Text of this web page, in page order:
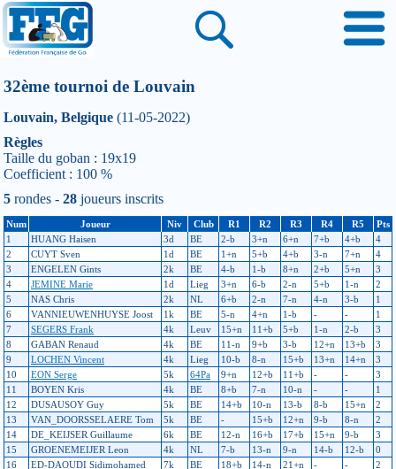
32ème tournoi de Louvain
Louvain, Belgique (11-05-2022)
Règles
Taille du goban : 19x19
Coefficient : 100 %
5 rondes - 28 joueurs inscrits
Num Joueur Niv Club R1 R2 R3 R4 R5
Pts
1
HUANG Haisen 3d BE 2-b 3+n 6+n 7+b 4+b
4
2
CUYT Sven 1d BE 1+n 5+b 4+b 3-n 7+n
4
3
ENGELEN Gints 2k BE 4-b 1-b 8+n 2+b 5+n
3
4
JEMINE Marie 1d Lieg 3+n 6-b 2-n 5+b 1-n
2
5
NAS Chris 2k NL 6+b 2-n 7-n 4-n 3-b
1
6
VANNIEUWENHUYSE Joost 1k BE 5-n 4+n 1-b - -
1
7
SEGERS Frank 4k Leuv 15+n 11+b 5+b 1-n 2-b
3
8
GABAN Renaud 4k BE 11-n 9+b 3-b 12+n 13+b
3
9
LOCHEN Vincent 4k Lieg 10-b 8-n 15+b 13+n 14+n
3
10
EON Serge 5k 64Pa 9+n 12+b 11+b - -
3
11
BOYEN Kris 4k BE 8+b 7-n 10-n - -
1
12
DUSAUSOY Guy 5k BE 14+b 10-n 13-b 8-b 15+n
2
13
VAN_DOORSSELAERE Tom 5k BE - 15+b 12+n 9-b 8-n
2
14
DE_KEIJSER Guillaume 6k BE 12-n 16+b 17+b 15+n 9-b
3
15
GROENEMEIJER Leon 4k NL 7-b 13-n 9-n 14-b 12-b
0
16
ED-DAOUDI Sidimohamed 7k BE 18+b 14-n 21+n - -
2